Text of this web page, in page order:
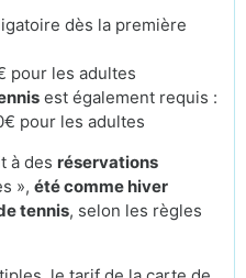
dès la première
pour les adultes
est également requis :
pour les adultes
à des réservations
», été comme hiver
tennis, selon les règles